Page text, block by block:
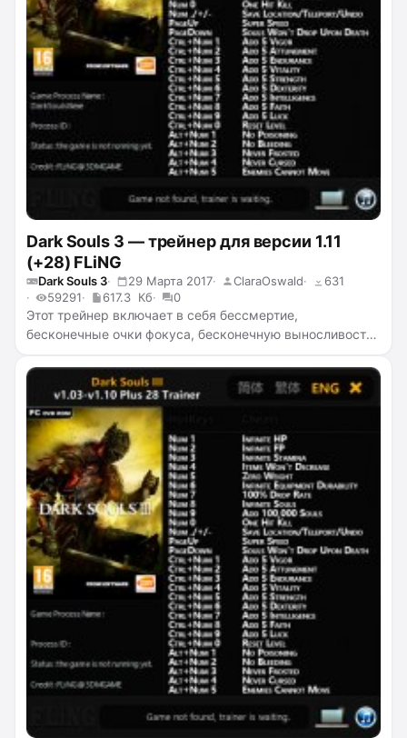
Dark Souls 3 — трейнер для версии 1.11
(+28) FLiNG
Dark Souls 3 29 Марта 2017 ClaraOswald
631
59291
617.3 Кб 0
Этот трейнер включает в себя бессмертие,
бесконечные очки фокуса, бесконечную выносливость,
бесконечные души, убийство с одного удара, 100%-ное
выпадание трофеев с противников, телепортацию,
супер скорость, добавление очков к жизненной силе,
учёности, стойкости, физической мощи, силе, ловкости,
интеллекту, вере, удаче и другое.